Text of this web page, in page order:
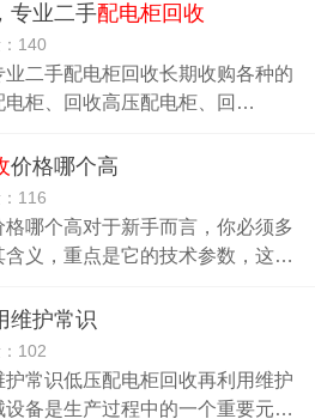
专业二手配电柜回收
140
二手配电柜回收长期收购各种的
电柜、回收高压配电柜、回…
价格哪个高
116
哪个高对于新手而言，你必须多
含义，重点是它的技术参数，这…
维护常识
102
常识低压配电柜回收再利用维护
设备是生产过程中的一个重要元…